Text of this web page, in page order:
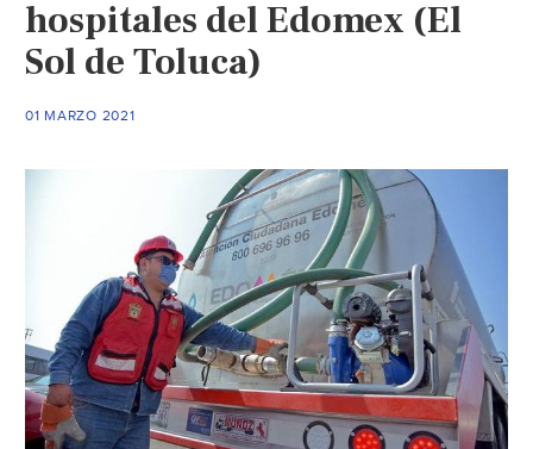
hospitales del Edomex (El
Sol de Toluca)
01 MARZO 2021